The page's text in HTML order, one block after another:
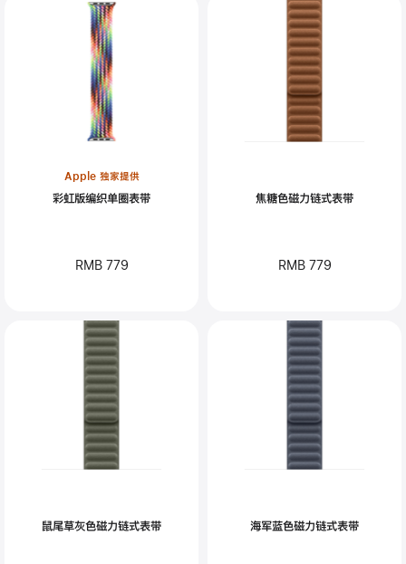
Apple 独家提供
彩虹版编织单圈表带
RMB 779
焦糖色磁力链式表带
RMB 779
鼠尾草灰色磁力链式表带 海军蓝色磁力链式表带